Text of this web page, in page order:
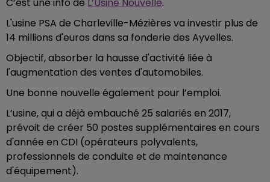
L'usine PSA de Charleville-Mézières va investir plus de
14 millions d'euros dans sa fonderie des Ayvelles.
Objectif, absorber la hausse d'activité liée à
l'augmentation des ventes d'automobiles.
Une bonne nouvelle également pour l’emploi.
L’usine, qui a déjà embauché 25 salariés en 2017,
prévoit de créer 50 postes supplémentaires en cours
d'année en CDI (opérateurs polyvalents,
professionnels de conduite et de maintenance
d'équipement).